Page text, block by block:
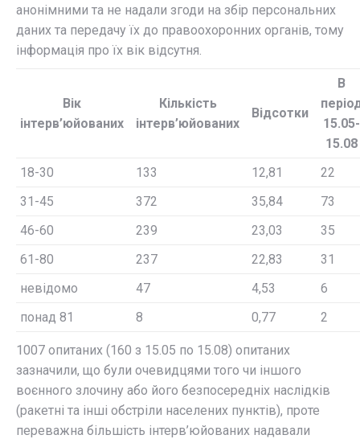
анонімними та не надали згоди на збір персональних
даних та передачу їх до правоохоронних органів, тому
інформація про їх вік відсутня.
Вік
інтерв’юйованих
Кількість
інтерв’юйованих
Відсотки
В
15.05-
15.08
18-30
133 12,81
22
31-45
372 35,84
73
46-60
239 23,03
35
61-80
237 22,83
31
невідомо
47 4,53
6
понад 81
8 0,77 2
1007 опитаних (160 з 15.05 по 15.08) опитаних
зазначили, що були очевидцями того чи іншого
воєнного злочину або його безпосередніх наслідків
(ракетні та інші обстріли населених пунктів), проте
переважна більшість інтерв’юйованих надавали